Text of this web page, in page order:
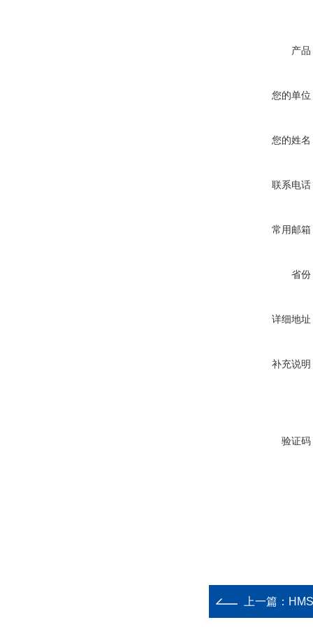
产品
您的单位
您的姓名
联系电话
常用邮箱
省份
详细地址
补充说明
验证码
上一篇：